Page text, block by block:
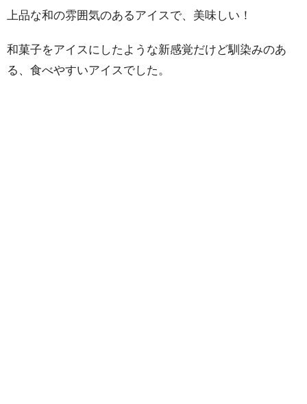
上品な和の雰囲気のあるアイスで、美味しい！
和菓子をアイスにしたような新感覚だけど馴染みのあ
る、食べやすいアイスでした。